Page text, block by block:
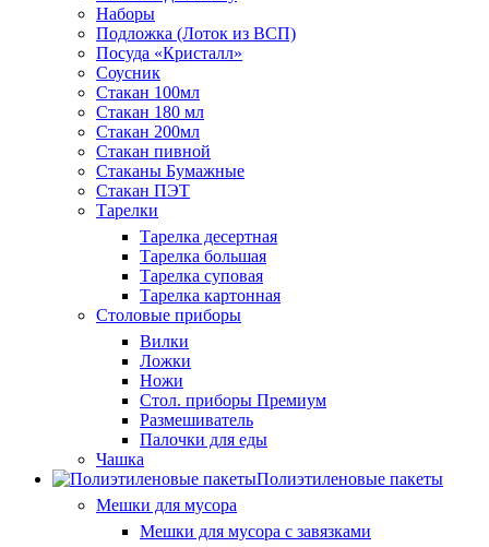
Наборы
Подложка (Лоток из ВСП)
Посуда «Кристалл»
Соусник
Стакан 100мл
Стакан 180 мл
Стакан 200мл
Стакан пивной
Стаканы Бумажные
Стакан ПЭТ
Тарелки
Тарелка десертная
Тарелка большая
Тарелка суповая
Тарелка картонная
Столовые приборы
Вилки
Ложки
Ножи
Стол. приборы Премиум
Размешиватель
Палочки для еды
Чашка
Полиэтиленовые пакеты
Мешки для мусора
Мешки для мусора с завязками